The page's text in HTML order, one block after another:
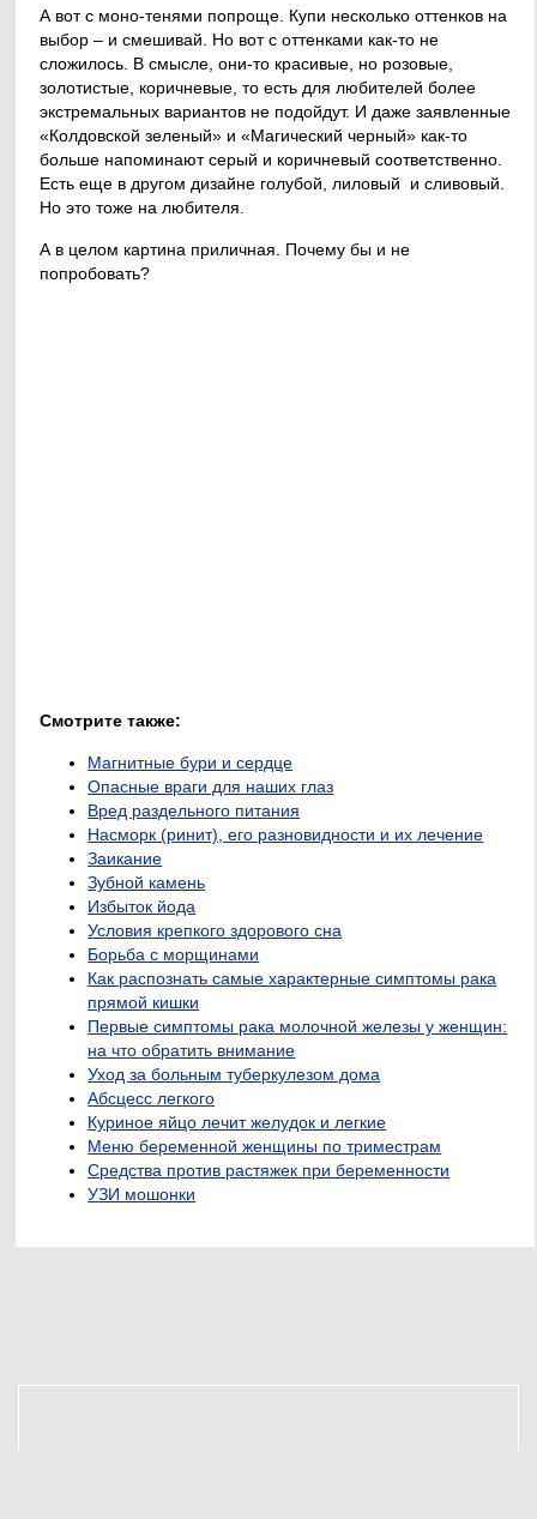
А вот с моно-тенями попроще. Купи несколько оттенков на
выбор – и смешивай. Но вот с оттенками как-то не
сложилось. В смысле, они-то красивые, но розовые,
золотистые, коричневые, то есть для любителей более
экстремальных вариантов не подойдут. И даже заявленные
«Колдовской зеленый» и «Магический черный» как-то
больше напоминают серый и коричневый соответственно.
Есть еще в другом дизайне голубой, лиловый и сливовый.
Но это тоже на любителя.
А в целом картина приличная. Почему бы и не
попробовать?
Смотрите также:
Магнитные бури и сердце
Опасные враги для наших глаз
Вред раздельного питания
Насморк (ринит), его разновидности и их лечение
Заикание
Зубной камень
Избыток йода
Условия крепкого здорового сна
Борьба с морщинами
Как распознать самые характерные симптомы рака
прямой кишки
Первые симптомы рака молочной железы у женщин:
на что обратить внимание
Уход за больным туберкулезом дома
Абсцесс легкого
Куриное яйцо лечит желудок и легкие
Меню беременной женщины по триместрам
Средства против растяжек при беременности
УЗИ мошонки